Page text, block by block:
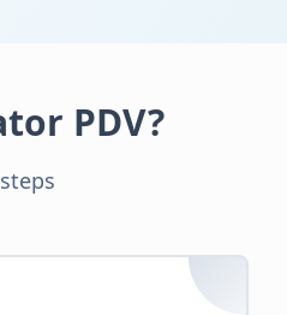
PDV?